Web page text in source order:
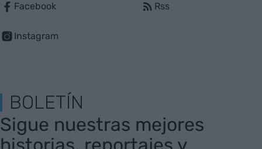
Facebook
Instagram
Rss
BOLETÍN
Sigue nuestras mejores